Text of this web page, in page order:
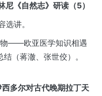
尼《自然志》研读（5）
讲。
物——欧亚医学知识相遇
（蒋澈、张世佼）。
西多尔对古代晚期拉丁天